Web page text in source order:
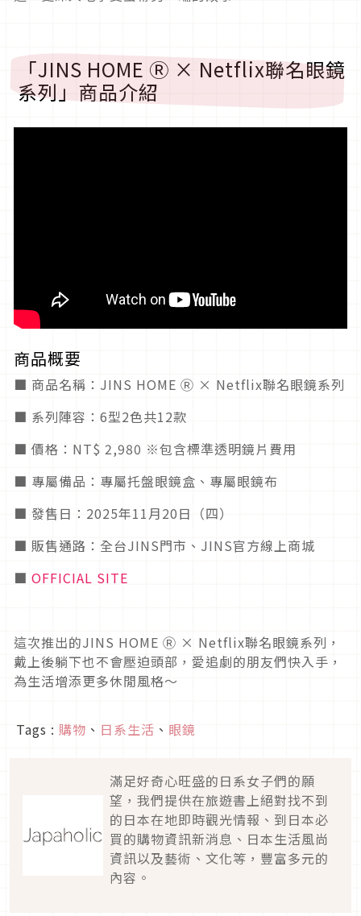
「JINS HOME Ⓡ × Netflix聯名眼鏡
系列」商品介紹
商品概要
■ 商品名稱：JINS HOME Ⓡ × Netflix聯名眼鏡系列
■ 系列陣容：6型2色共12款
■ 價格：NT$ 2,980 ※包含標準透明鏡片費用
■ 專屬備品：專屬托盤眼鏡盒、專屬眼鏡布
■ 發售日：2025年11月20日（四）
■ 販售通路：全台JINS門市、JINS官方線上商城
■ OFFICIAL SITE
這次推出的JINS HOME Ⓡ × Netflix聯名眼鏡系列，
戴上後躺下也不會壓迫頭部，愛追劇的朋友們快入手，
為生活增添更多休閒風格～
Tags : 購物 、 日系生活 、 眼鏡
滿足好奇心旺盛的日系女子們的願
望，我們提供在旅遊書上絕對找不到
的日本在地即時觀光情報、到日本必
買的購物資訊新消息、日本生活風尚
資訊以及藝術、文化等，豐富多元的
內容。